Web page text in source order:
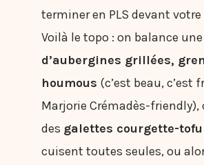
terminer en PLS devant votre
Voilà le topo : on balance une
d’aubergines grillées,
houmous (c’est beau, c’est
Marjorie Crémadès-friendly),
des galettes courgette-tofu
cuisent toutes seules, ou